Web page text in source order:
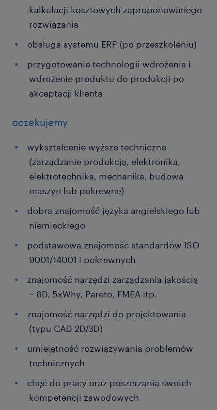
kalkulacji kosztowych zaproponowanego
rozwiązania
obsługa systemu ERP (po przeszkoleniu)
przygotowanie technologii wdrożenia i
wdrożenie produktu do produkcji po
akceptacji klienta
oczekujemy
wykształcenie wyższe techniczne
(zarządzanie produkcją, elektronika,
elektrotechnika, mechanika, budowa
maszyn lub pokrewne)
dobra znajomość języka angielskiego lub
niemieckiego
podstawowa znajomość standardów ISO
9001/14001 i pokrewnych
znajomość narzędzi zarządzania jakością
– 8D, 5xWhy, Pareto, FMEA itp.
znajomość narzędzi do projektowania
(typu CAD 2D/3D)
umiejętność rozwiązywania problemów
technicznych
chęć do pracy oraz poszerzania swoich
kompetencji zawodowych